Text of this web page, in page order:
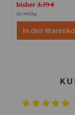
22.44€/kg
bisher3.79 €
In den